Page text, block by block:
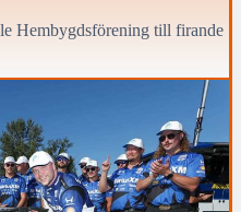
Hembygdsförening till firande